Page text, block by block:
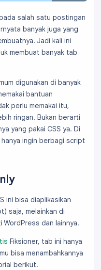
salah satu postingan
banyak juga yang
Jadi kali ini
membuat banyak tab
digunakan di banyak
bantuan
perlu memakai itu,
ringan. Bukan berarti
yang pakai CSS ya. Di
ingin berbagi script
ini bisa diaplikasikan
saja, melainkan di
dan lainnya.
Fiksioner, tab ini hanya
bisa menambahkannya
berikut.